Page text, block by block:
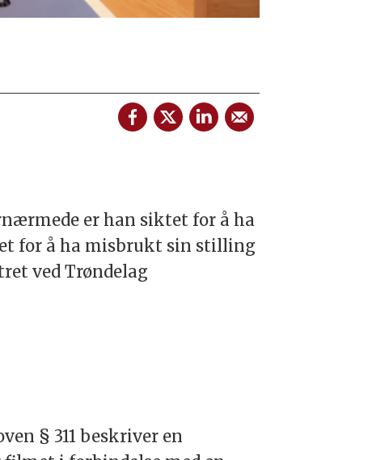
er han siktet for å ha
for å ha misbrukt sin stilling
ved Trøndelag
§ 311 beskriver en